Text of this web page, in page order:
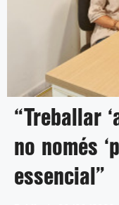
“Treballar
no només
essencial”